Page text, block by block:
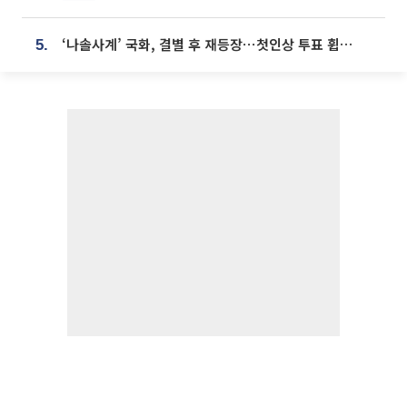
5. ‘나솔사계’ 국화, 결별 후 재등장⋯첫인상 투표 휩쓸고 ‘인기녀’ 등극